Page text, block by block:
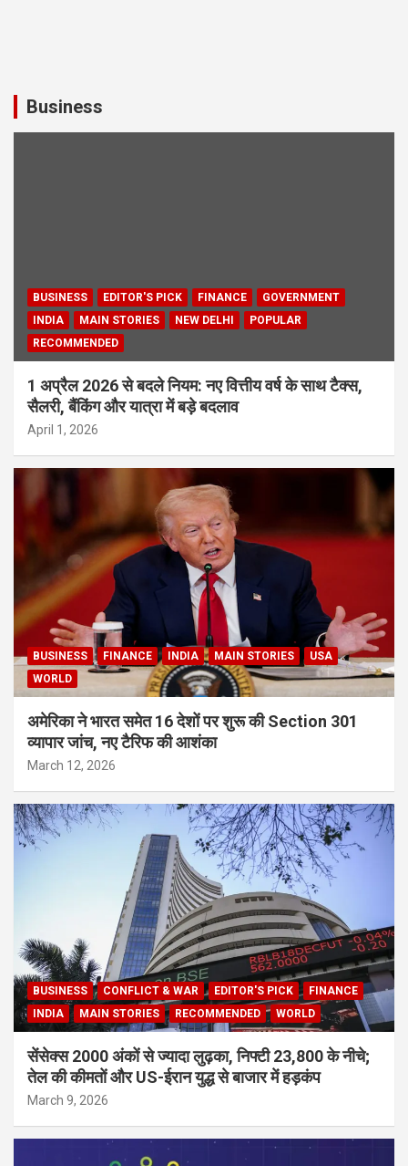
Business
BUSINESS EDITOR'S PICK FINANCE
GOVERNMENT
INDIA
MAIN STORIES NEW DELHI
POPULAR
RECOMMENDED
1 अप्रैल 2026 से बदले नियम: नए वित्तीय वर्ष के साथ टैक्स,
सैलरी, बैंकिंग और यात्रा में बड़े बदलाव
April 1, 2026
BUSINESS FINANCE INDIA MAIN STORIES
USA
WORLD
अमेरिका ने भारत समेत 16 देशों पर शुरू की Section 301
व्यापार जांच, नए टैरिफ की आशंका
March 12, 2026
BUSINESS CONFLICT & WAR EDITOR'S PICK
FINANCE
INDIA
MAIN STORIES RECOMMENDED WORLD
सेंसेक्स 2000 अंकों से ज्यादा लुढ़का, निफ्टी 23,800 के नीचे;
तेल की कीमतों और US-ईरान युद्ध से बाजार में हड़कंप
March 9, 2026